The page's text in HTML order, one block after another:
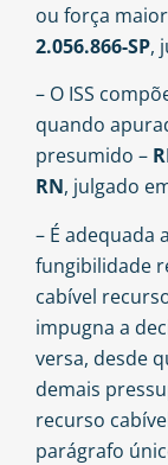
ou força
2.056.866-SP,
– O ISS
quando
presumido –
RN, julgado
– É adequada
fungibilidade
cabível
impugna a
versa, desde
demais
recurso
parágrafo